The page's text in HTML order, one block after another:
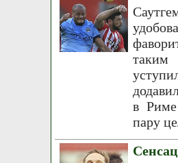
таким
в Риме
пару